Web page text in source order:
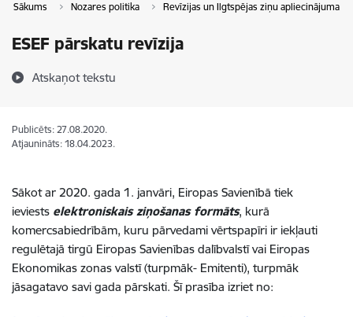
Sākums Nozares politika Revīzijas un Ilgtspējas ziņu apliecinājuma
ESEF pārskatu revīzija
Atskaņot tekstu
Publicēts: 27.08.2020.
Atjaunināts: 18.04.2023.
Sākot ar 2020. gada 1. janvāri, Eiropas Savienībā tiek
ieviests elektroniskais ziņošanas formāts, kurā
komercsabiedrībām, kuru pārvedami vērtspapīri ir iekļauti
regulētajā tirgū Eiropas Savienības dalībvalstī vai Eiropas
Ekonomikas zonas valstī (turpmāk- Emitenti), turpmāk
jāsagatavo savi gada pārskati. Šī prasība izriet no: